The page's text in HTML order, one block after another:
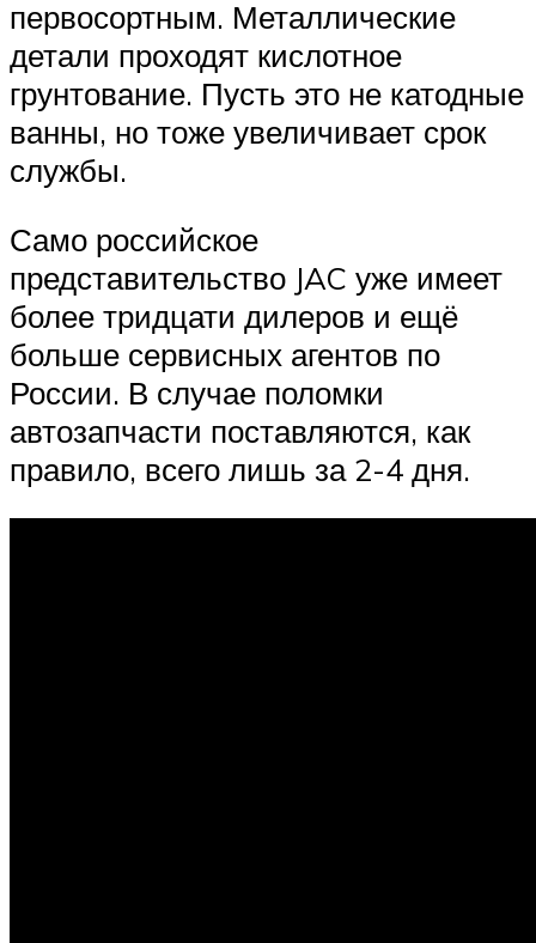
первосортным. Металлические
детали проходят кислотное
грунтование. Пусть это не катодные
ванны, но тоже увеличивает срок
службы.
Само российское
представительство JAC уже имеет
более тридцати дилеров и ещё
больше сервисных агентов по
России. В случае поломки
автозапчасти поставляются, как
правило, всего лишь за 2-4 дня.